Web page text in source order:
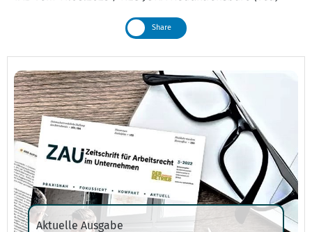
Share
Aktuelle Ausgabe